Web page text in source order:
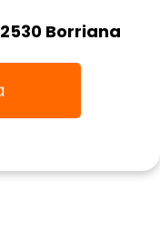
Borriana